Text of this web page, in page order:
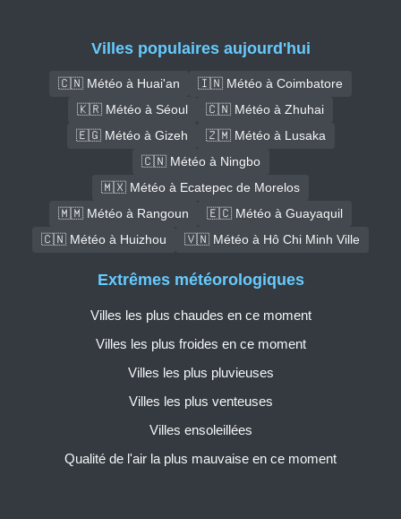
Villes populaires aujourd'hui
🇨🇳 Météo à Huai'an
🇮🇳 Météo à Coimbatore
🇰🇷 Météo à Séoul
🇨🇳 Météo à Zhuhai
🇪🇬 Météo à Gizeh
🇿🇲 Météo à Lusaka
🇨🇳 Météo à Ningbo
🇲🇽 Météo à Ecatepec de Morelos
🇲🇲 Météo à Rangoun
🇪🇨 Météo à Guayaquil
🇨🇳 Météo à Huizhou
🇻🇳 Météo à Hô Chi Minh Ville
Extrêmes météorologiques
Villes les plus chaudes en ce moment
Villes les plus froides en ce moment
Villes les plus pluvieuses
Villes les plus venteuses
Villes ensoleillées
Qualité de l'air la plus mauvaise en ce moment